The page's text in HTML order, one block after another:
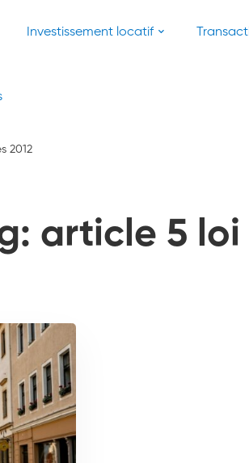
Investissement locatif
article 5 loi
2012